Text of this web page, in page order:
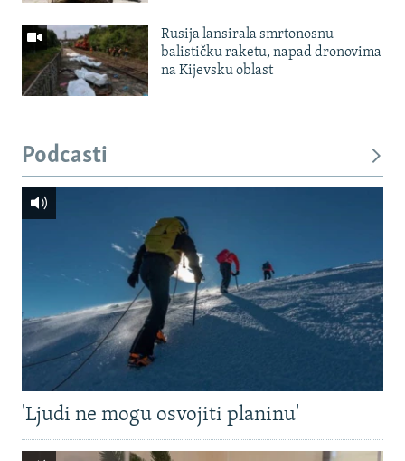
Rusija lansirala smrtonosnu
balističku raketu, napad dronovima
na Kijevsku oblast
Podcasti
'Ljudi ne mogu osvojiti planinu'